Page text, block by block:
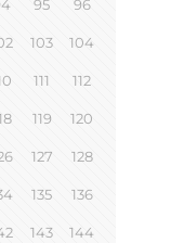
95 96
103 104
111 112
119 120
127 128
135 136
143 144